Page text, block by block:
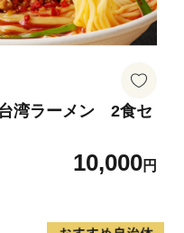
台湾ラーメン 2食セ
10,000円